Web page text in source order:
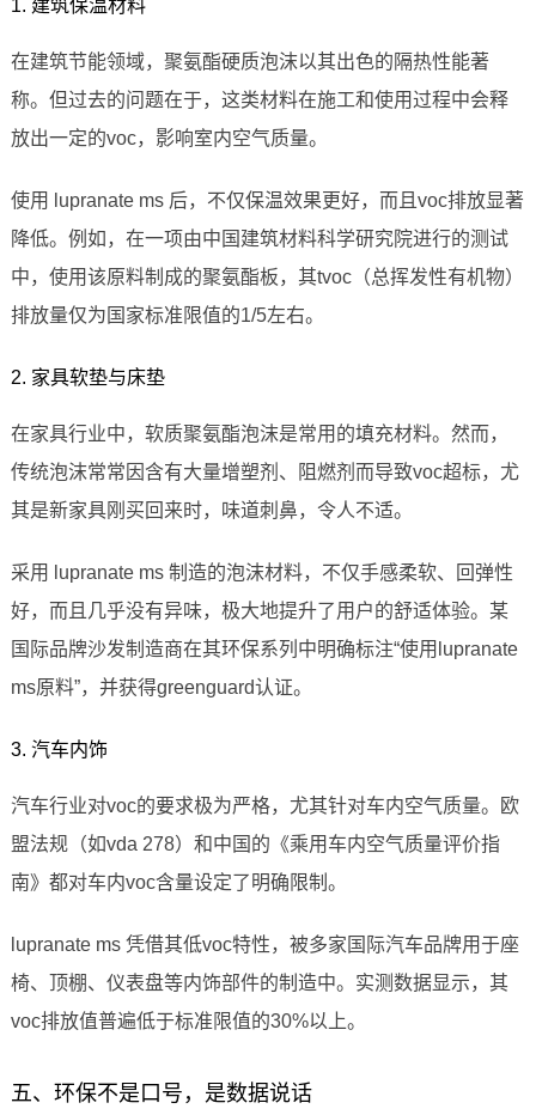
1. 建筑保温材料
在建筑节能领域，聚氨酯硬质泡沫以其出色的隔热性能著
称。但过去的问题在于，这类材料在施工和使用过程中会释
放出一定的voc，影响室内空气质量。
使用 lupranate ms 后，不仅保温效果更好，而且voc排放显著
降低。例如，在一项由中国建筑材料科学研究院进行的测试
中，使用该原料制成的聚氨酯板，其tvoc（总挥发性有机物）
排放量仅为国家标准限值的1/5左右。
2. 家具软垫与床垫
在家具行业中，软质聚氨酯泡沫是常用的填充材料。然而，
传统泡沫常常因含有大量增塑剂、阻燃剂而导致voc超标，尤
其是新家具刚买回来时，味道刺鼻，令人不适。
采用 lupranate ms 制造的泡沫材料，不仅手感柔软、回弹性
好，而且几乎没有异味，极大地提升了用户的舒适体验。某
国际品牌沙发制造商在其环保系列中明确标注“使用lupranate
ms原料”，并获得greenguard认证。
3. 汽车内饰
汽车行业对voc的要求极为严格，尤其针对车内空气质量。欧
盟法规（如vda 278）和中国的《乘用车内空气质量评价指
南》都对车内voc含量设定了明确限制。
lupranate ms 凭借其低voc特性，被多家国际汽车品牌用于座
椅、顶棚、仪表盘等内饰部件的制造中。实测数据显示，其
voc排放值普遍低于标准限值的30%以上。
五、环保不是口号，是数据说话